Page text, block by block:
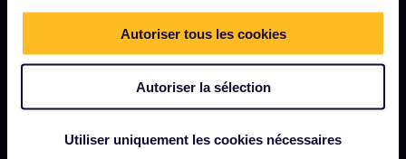
Autoriser tous les cookies
Autoriser la sélection
Utiliser uniquement les cookies nécessaires
NOTRE SOCIÉTÉ
Nous recrutons